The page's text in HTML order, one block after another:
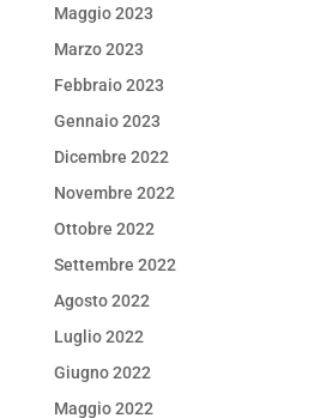
Maggio 2023
Marzo 2023
Febbraio 2023
Gennaio 2023
Dicembre 2022
Novembre 2022
Ottobre 2022
Settembre 2022
Agosto 2022
Luglio 2022
Giugno 2022
Maggio 2022